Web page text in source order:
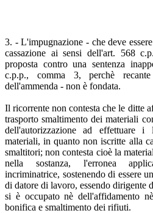
3. - L'impugnazione - che deve
cassazione ai sensi dell'art. 568
proposta contro una sentenza
c.p.p., comma 3, perchè
dell'ammenda - non è fondata.
Il ricorrente non contesta che le ditte
trasporto smaltimento dei materiali
dell'autorizzazione ad effettuare
materiali, in quanto non iscritte alla
smaltitori; non contesta cioè la
nella sostanza, l'erronea
incriminatrice, sostenendo di essere
di datore di lavoro, essendo dirigente
si è occupato nè dell'affidamento
bonifica e smaltimento dei rifiuti.